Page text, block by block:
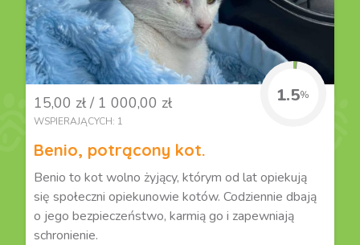
15,00 zł / 1 000,00 zł
WSPIERAJĄCYCH: 1
1.5%
Benio, potrącony kot.
Benio to kot wolno żyjący, którym od lat opiekują
się społeczni opiekunowie kotów. Codziennie dbają
o jego bezpieczeństwo, karmią go i zapewniają
schronienie.